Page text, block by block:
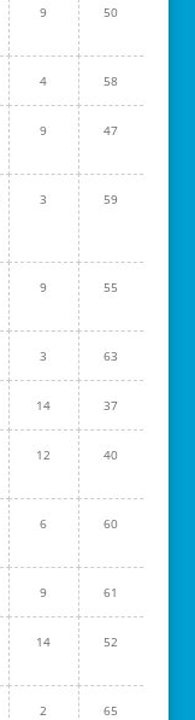
9 50
4 58
9 47
3 59
9 55
3 63
14 37
12 40
6 60
9 61
14 52
2 65